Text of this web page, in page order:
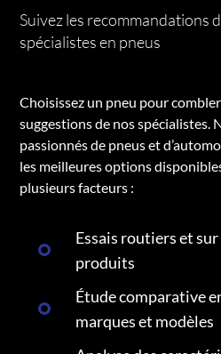
Suivez les recommandations
spécialistes en pneus
Choisissez un pneu pour
suggestions de nos spécialistes.
passionnés de pneus et
les meilleures options
plusieurs facteurs :
Essais routiers et
produits
Étude comparative
marques et modèles